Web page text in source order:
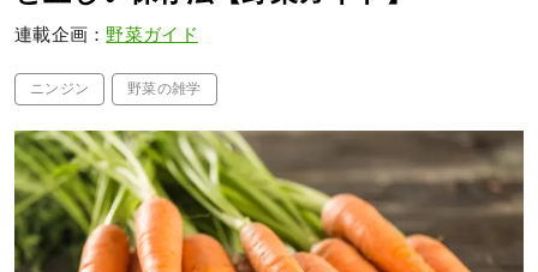
連載企画： 野菜ガイド
ニンジン 野菜の雑学